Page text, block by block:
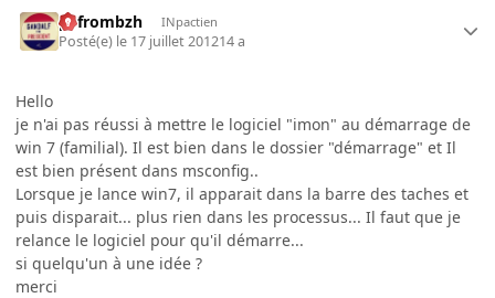
pyfrombzh INpactien
Posté(e) le 17 juillet 201214 a
Hello
je n'ai pas réussi à mettre le logiciel "imon" au démarrage de
win 7 (familial). Il est bien dans le dossier "démarrage" et Il
est bien présent dans msconfig..
Lorsque je lance win7, il apparait dans la barre des taches et
puis disparait... plus rien dans les processus... Il faut que je
relance le logiciel pour qu'il démarre...
si quelqu'un à une idée ?
merci